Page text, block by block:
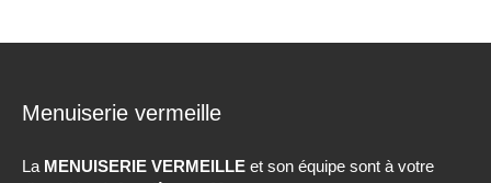
Menuiserie vermeille
La MENUISERIE VERMEILLE et son équipe sont à votre